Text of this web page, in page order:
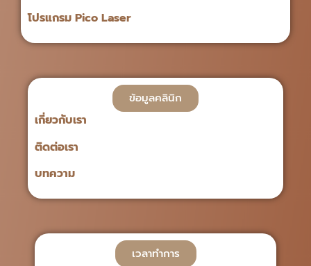
โปรแกรม Pico Laser
ข้อมูลคลินิก
เกี่ยวกับเรา
ติดต่อเรา
บทความ
เวลาทำการ